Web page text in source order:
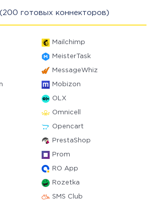
(200 готовых коннекторов)
Mailchimp
MeisterTask
MessageWhiz
Mobizon
OLX
Omnicell
Opencart
PrestaShop
Prom
RO App
Rozetka
SMS Club